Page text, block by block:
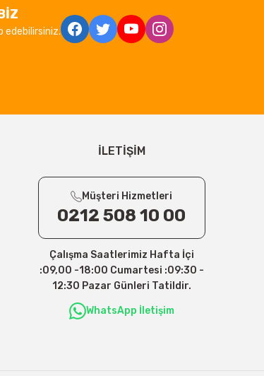
edebilirsiniz.
İLETİŞİM
Müşteri Hizmetleri
0212 508 10 00
Çalışma Saatlerimiz Hafta İçi
:09,00 -18:00 Cumartesi :09:30 -
12:30 Pazar Günleri Tatildir.
WhatsApp İletişim